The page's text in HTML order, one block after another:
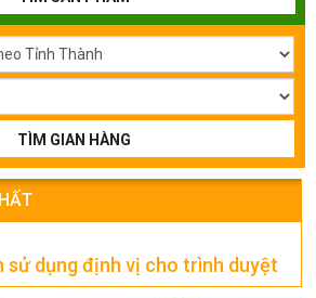
TÌM GIAN HÀNG
sử dụng định vị cho trình duyệt